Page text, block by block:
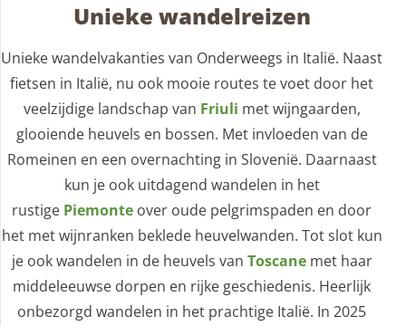
Unieke wandelreizen
Unieke wandelvakanties van Onderweegs in Italië. Naast
fietsen in Italië, nu ook mooie routes te voet door het
veelzijdige landschap van Friuli met wijngaarden,
glooiende heuvels en bossen. Met invloeden van de
Romeinen en een overnachting in Slovenië. Daarnaast
kun je ook uitdagend wandelen in het
rustige Piemonte over oude pelgrimspaden en door
het met wijnranken beklede heuvelwanden. Tot slot kun
je ook wandelen in de heuvels van Toscanemet haar
middeleeuwse dorpen en rijke geschiedenis. Heerlijk
onbezorgd wandelen in het prachtige Italië. In 2025